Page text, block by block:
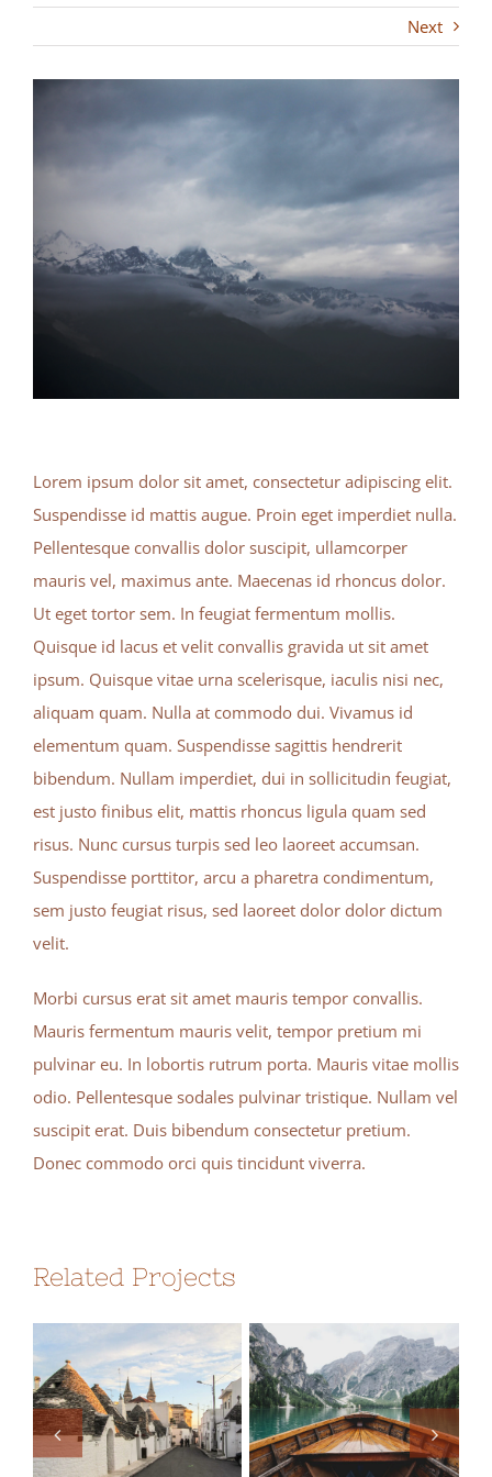
Next
Lorem ipsum dolor sit amet, consectetur adipiscing elit.
Suspendisse id mattis augue. Proin eget imperdiet nulla.
Pellentesque convallis dolor suscipit, ullamcorper
mauris vel, maximus ante. Maecenas id rhoncus dolor.
Ut eget tortor sem. In feugiat fermentum mollis.
Quisque id lacus et velit convallis gravida ut sit amet
ipsum. Quisque vitae urna scelerisque, iaculis nisi nec,
aliquam quam. Nulla at commodo dui. Vivamus id
elementum quam. Suspendisse sagittis hendrerit
bibendum. Nullam imperdiet, dui in sollicitudin feugiat,
est justo finibus elit, mattis rhoncus ligula quam sed
risus. Nunc cursus turpis sed leo laoreet accumsan.
Suspendisse porttitor, arcu a pharetra condimentum,
sem justo feugiat risus, sed laoreet dolor dolor dictum
velit.
Morbi cursus erat sit amet mauris tempor convallis.
Mauris fermentum mauris velit, tempor pretium mi
pulvinar eu. In lobortis rutrum porta. Mauris vitae mollis
odio. Pellentesque sodales pulvinar tristique. Nullam vel
suscipit erat. Duis bibendum consectetur pretium.
Donec commodo orci quis tincidunt viverra.
Related Projects